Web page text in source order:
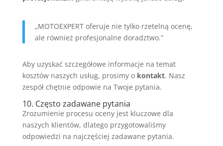
„MOTOEXPERT oferuje nie tylko rzetelną ocenę,
ale również profesjonalne doradztwo.”
Aby uzyskać szczegółowe informacje na temat
kosztów naszych usług, prosimy o kontakt. Nasz
zespół chętnie odpowie na Twoje pytania.
10. Często zadawane pytania
Zrozumienie procesu oceny jest kluczowe dla
naszych klientów, dlatego przygotowaliśmy
odpowiedzi na najczęściej zadawane pytania.